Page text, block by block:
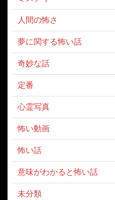
人間の怖さ
夢に関する怖い話
奇妙な話
定番
心霊写真
怖い動画
怖い話
意味がわかると怖い話
未分類